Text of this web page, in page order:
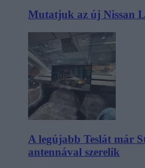
Mutatjuk az új Nissan
A legújabb Teslát már
antennával szerelik